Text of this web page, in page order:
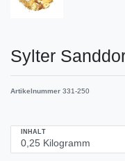
Sylter
Artikelnummer 331-250
INHALT